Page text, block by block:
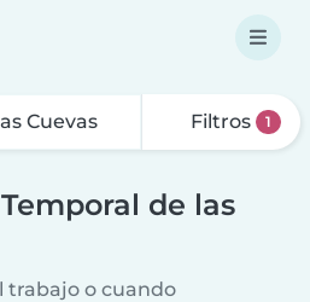
Filtros 1
de las
trabajo o cuando